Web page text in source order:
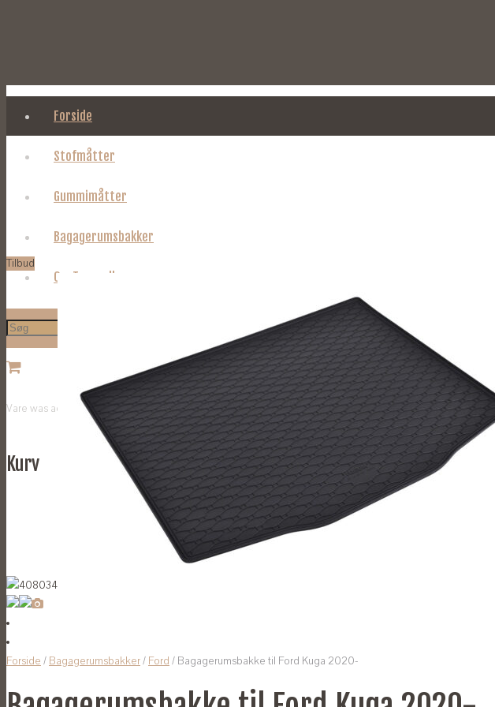
Forside
Stofmåtter
Gummimåtter
Bagagerumsbakker
Om Tages.dk
Vare was added to your cart
Kurv
Tilbud
Forside / Bagagerumsbakker/ Ford / Bagagerumsbakke til Ford Kuga 2020-